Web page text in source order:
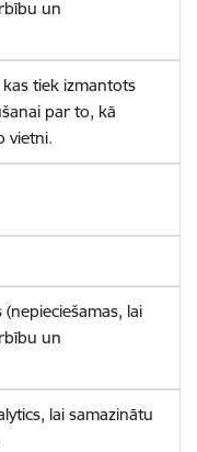
un
tiek izmantots
par to, kā
vietni.
lai
un
lai samazinātu